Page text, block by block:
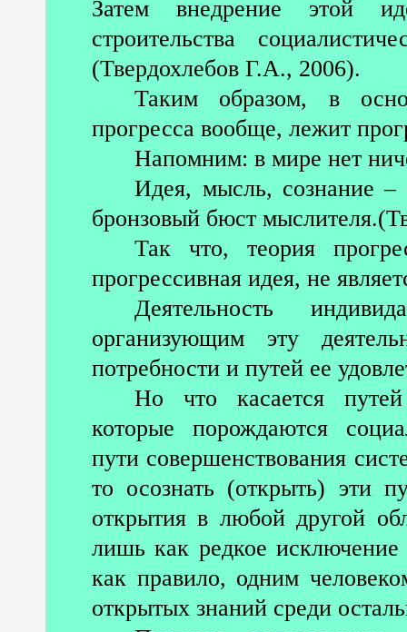
Затем внедрение этой
строительства
(Твердохлебов Г.А., 2006).
Таким образом, в
прогресса вообще, лежит
Напомним: в мире нет
Идея, мысль, сознание –
бронзовый бюст
Так что, теория
прогрессивная идея, не
Деятельность
организующим эту
потребности и путей ее
Но что касается путей
которые порождаются
пути совершенствования
то осознать (открыть) эти
открытия в любой другой
лишь как редкое
как правило, одним
открытых знаний среди